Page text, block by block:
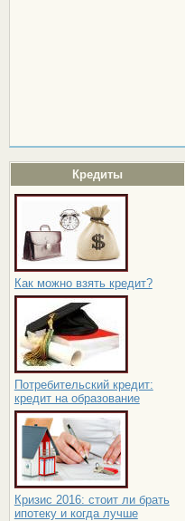
Кредиты
Как можно взять кредит?
Потребительский кредит:
кредит на образование
Кризис 2016: стоит ли брать
ипотеку и когда лучше